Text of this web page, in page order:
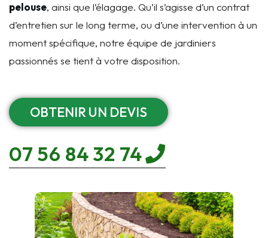
pelouse, ainsi que l’élagage. Qu’il s’agisse d’un contrat
d’entretien sur le long terme, ou d’une intervention à un
moment spécifique, notre équipe de jardiniers
passionnés se tient à votre disposition.
OBTENIR UN DEVIS
07 56 84 32 74